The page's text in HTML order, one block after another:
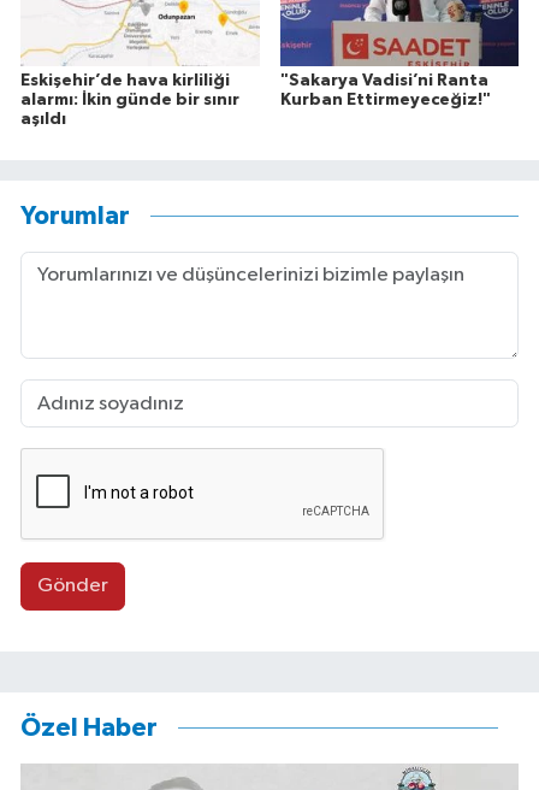
Eskişehir’de hava kirliliği
alarmı: İkin günde bir sınır
aşıldı
"Sakarya Vadisi’ni Ranta
Kurban Ettirmeyeceğiz!"
Yorumlar
Gönder
Özel Haber